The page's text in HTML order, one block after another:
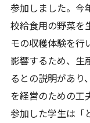
参加しました。今
校給食用の野菜を
モの収穫体験を行
影響するため、生
るとの説明があり
を経営のための工
参加した学生は「